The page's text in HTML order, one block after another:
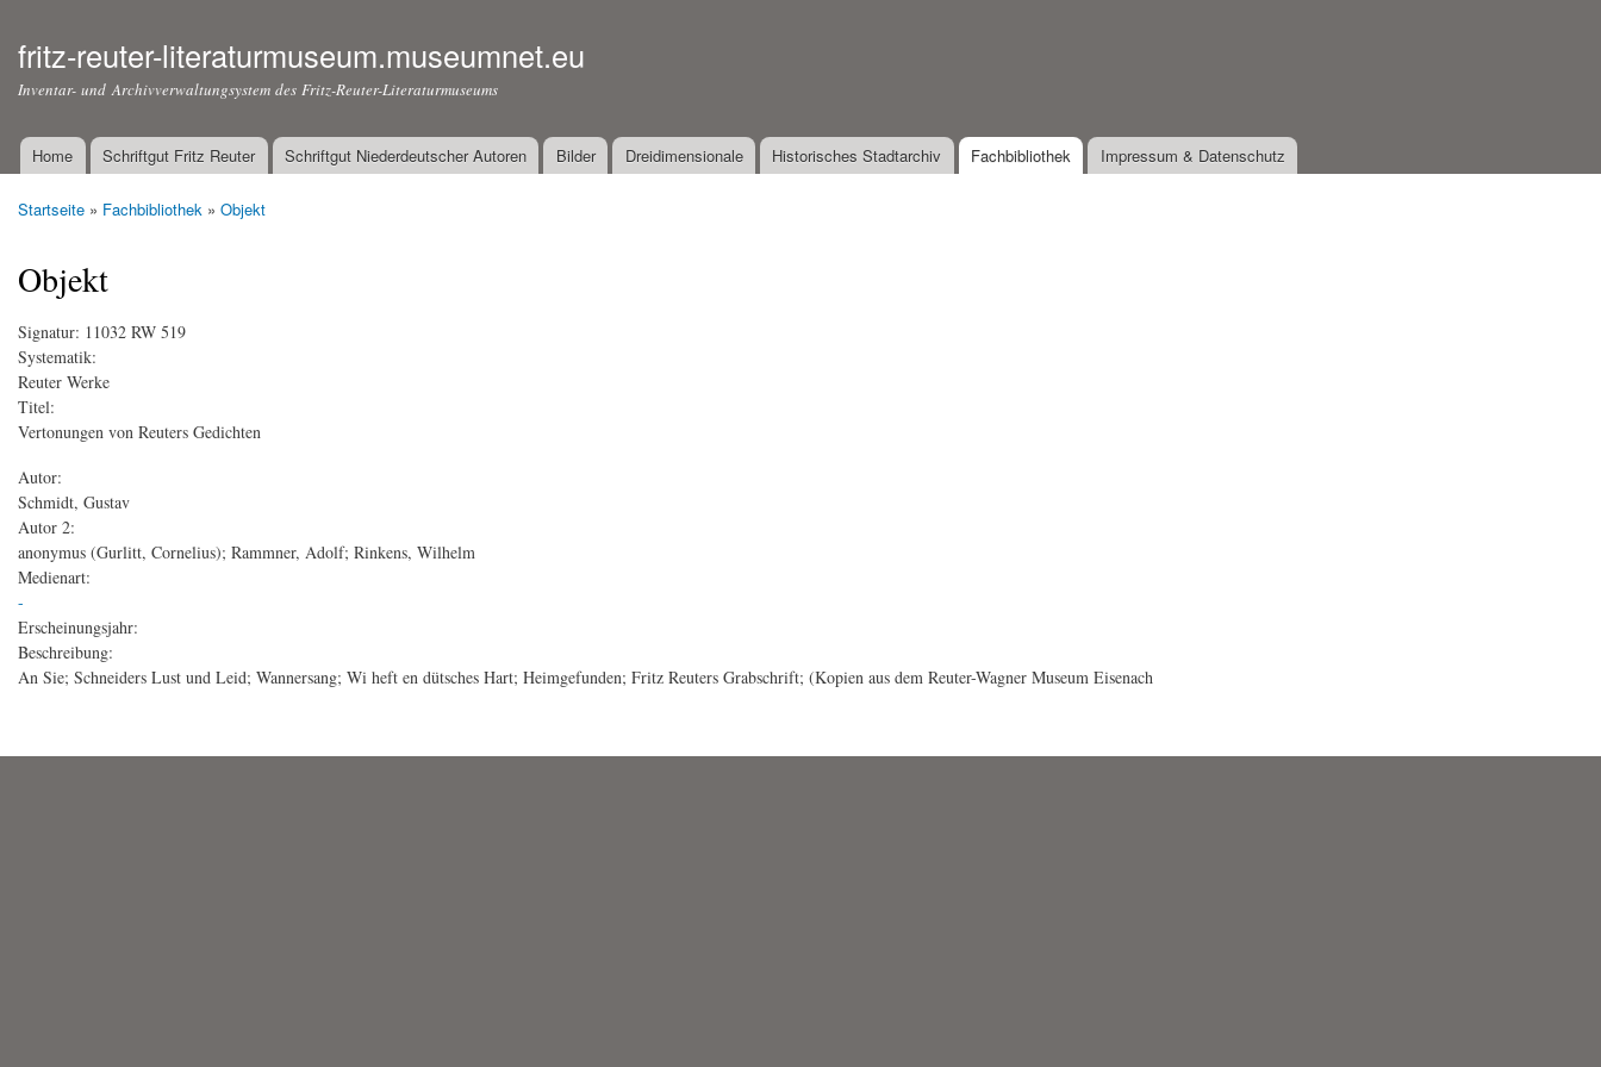
fritz-reuter-literaturmuseum.museumnet.eu
Inventar- und Archivverwaltungsystem des Fritz-Reuter-Literaturmuseums
Hauptmenü
Home Schriftgut Fritz Reuter Schriftgut Niederdeutscher Autoren Bilder Dreidimensionale Historisches Stadtarchiv Fachbibliothek Impressum & Datenschutz
Startseite » Fachbibliothek » Objekt
Objekt
Signatur: 11032 RW 519
Systematik:
Reuter Werke
Titel:
Vertonungen von Reuters Gedichten
Autor:
Schmidt, Gustav
Autor 2:
anonymus (Gurlitt, Cornelius); Rammner, Adolf; Rinkens, Wilhelm
Medienart:
-
Erscheinungsjahr:
Beschreibung:
An Sie; Schneiders Lust und Leid; Wannersang; Wi heft en dütsches Hart; Heimgefunden; Fritz Reuters Grabschrift; (Kopien aus dem Reuter-Wagner Museum Eisenach